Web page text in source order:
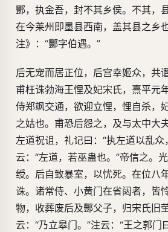
酆，执金吾，封不其乡侯。不其，
在今莱州即墨县西南，盖其县之乡
注》：“酆字伯遇。”
后无宠而居正位，后宫幸姬众，共
甫枉诛勃海王悝及妃宋氏，熹平元
侍郑飒交通，欲迎立悝，悝自杀，
之姑也。甫恐后怨之，及与太中大
左道祝诅，礼记曰：“执左道以乱众
云：“左道，若巫蛊也。”帝信之。
绶。后自致暴室，以忧死。在位八
诛。诸常侍、小黄门在省闼者，皆
物，收葬废后及酆父子，归宋氏旧
云：“乃立皋门。”注云：“王之郭门